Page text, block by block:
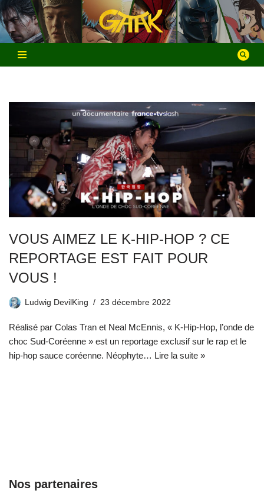
Aller
au
contenu
VOUS AIMEZ LE K-HIP-HOP ? CE
REPORTAGE EST FAIT POUR
VOUS !
Ludwig DevilKing 23 décembre 2022
Réalisé par Colas Tran et Neal McEnnis, « K-Hip-Hop, l’onde de
choc Sud-Coréenne » est un reportage exclusif sur le rap et le
hip-hop sauce coréenne. Néophyte… Lire la suite »
Nos partenaires